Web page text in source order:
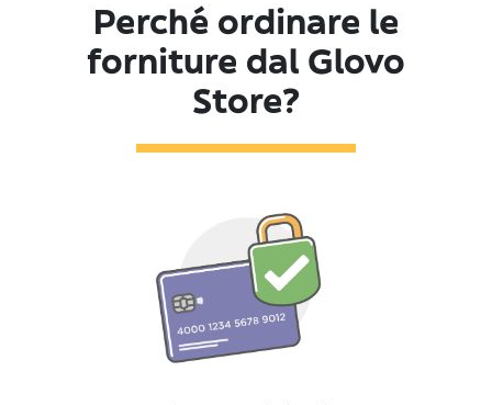
Perché ordinare le
forniture dal Glovo
Store?